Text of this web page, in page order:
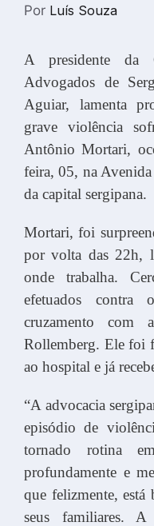
Por Luís Souza
A presidente da
Advogados de
Aguiar, lamenta
grave violência
Antônio Mortari,
feira, 05, na
da capital sergipana.
Mortari, foi
por volta das 22h,
onde trabalha.
efetuados
cruzamento com
Rollemberg. Ele foi
ao hospital e já
“A advocacia
episódio de
tornado rotina
profundamente e
que felizmente, está
seus familiares.